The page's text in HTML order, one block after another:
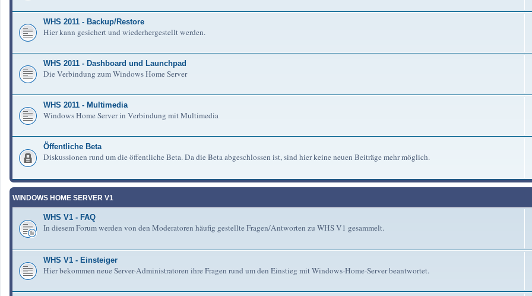
WHS 2011 - Backup/Restore
Hier kann gesichert und wiederhergestellt werden.
WHS 2011 - Dashboard und Launchpad
Die Verbindung zum Windows Home Server
WHS 2011 - Multimedia
Windows Home Server in Verbindung mit Multimedia
Öffentliche Beta
Diskussionen rund um die öffentliche Beta. Da die Beta abgeschlossen ist, sind hier keine neuen Beiträge mehr möglich.
WINDOWS HOME SERVER V1
WHS V1 - FAQ
In diesem Forum werden von den Moderatoren häufig gestellte Fragen/Antworten zu WHS V1 gesammelt.
WHS V1 - Einsteiger
Hier bekommen neue Server-Administratoren ihre Fragen rund um den Einstieg mit Windows-Home-Server beantwortet.